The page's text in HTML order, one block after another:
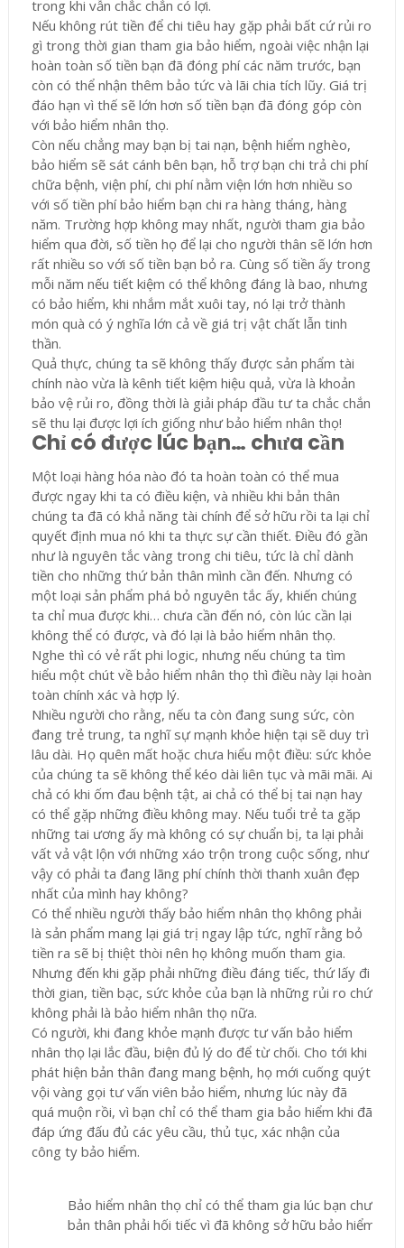
trong khi vẫn chắc chắn có lợi.
Nếu không rút tiền để chi tiêu hay gặp phải bất cứ rủi ro
gì trong thời gian tham gia bảo hiểm, ngoài việc nhận lại
hoàn toàn số tiền bạn đã đóng phí các năm trước, bạn
còn có thể nhận thêm bảo tức và lãi chia tích lũy. Giá trị
đáo hạn vì thế sẽ lớn hơn số tiền bạn đã đóng góp còn
với bảo hiểm nhân thọ.
Còn nếu chẳng may bạn bị tai nạn, bệnh hiểm nghèo,
bảo hiểm sẽ sát cánh bên bạn, hỗ trợ bạn chi trả chi phí
chữa bệnh, viện phí, chi phí nằm viện lớn hơn nhiều so
với số tiền phí bảo hiểm bạn chi ra hàng tháng, hàng
năm. Trường hợp không may nhất, người tham gia bảo
hiểm qua đời, số tiền họ để lại cho người thân sẽ lớn hơn
rất nhiều so với số tiền bạn bỏ ra. Cùng số tiền ấy trong
mỗi năm nếu tiết kiệm có thể không đáng là bao, nhưng
có bảo hiểm, khi nhắm mắt xuôi tay, nó lại trở thành
món quà có ý nghĩa lớn cả về giá trị vật chất lẫn tinh
thần.
Quả thực, chúng ta sẽ không thấy được sản phẩm tài
chính nào vừa là kênh tiết kiệm hiệu quả, vừa là khoản
bảo vệ rủi ro, đồng thời là giải pháp đầu tư ta chắc chắn
sẽ thu lại được lợi ích giống như bảo hiểm nhân thọ!
Chỉ có được lúc bạn… chưa cần
Một loại hàng hóa nào đó ta hoàn toàn có thể mua
được ngay khi ta có điều kiện, và nhiều khi bản thân
chúng ta đã có khả năng tài chính để sở hữu rồi ta lại chỉ
quyết định mua nó khi ta thực sự cần thiết. Điều đó gần
như là nguyên tắc vàng trong chi tiêu, tức là chỉ dành
tiền cho những thứ bản thân mình cần đến. Nhưng có
một loại sản phẩm phá bỏ nguyên tắc ấy, khiến chúng
ta chỉ mua được khi… chưa cần đến nó, còn lúc cần lại
không thể có được, và đó lại là bảo hiểm nhân thọ.
Nghe thì có vẻ rất phi logic, nhưng nếu chúng ta tìm
hiểu một chút về bảo hiểm nhân thọ thì điều này lại hoàn
toàn chính xác và hợp lý.
Nhiều người cho rằng, nếu ta còn đang sung sức, còn
đang trẻ trung, ta nghĩ sự mạnh khỏe hiện tại sẽ duy trì
lâu dài. Họ quên mất hoặc chưa hiểu một điều: sức khỏe
của chúng ta sẽ không thể kéo dài liên tục và mãi mãi. Ai
chả có khi ốm đau bệnh tật, ai chả có thể bị tai nạn hay
có thể gặp những điều không may. Nếu tuổi trẻ ta gặp
những tai ương ấy mà không có sự chuẩn bị, ta lại phải
vất vả vật lộn với những xáo trộn trong cuộc sống, như
vậy có phải ta đang lãng phí chính thời thanh xuân đẹp
nhất của mình hay không?
Có thể nhiều người thấy bảo hiểm nhân thọ không phải
là sản phẩm mang lại giá trị ngay lập tức, nghĩ rằng bỏ
tiền ra sẽ bị thiệt thòi nên họ không muốn tham gia.
Nhưng đến khi gặp phải những điều đáng tiếc, thứ lấy đi
thời gian, tiền bạc, sức khỏe của bạn là những rủi ro chứ
không phải là bảo hiểm nhân thọ nữa.
Có người, khi đang khỏe mạnh được tư vấn bảo hiểm
nhân thọ lại lắc đầu, biện đủ lý do để từ chối. Cho tới khi
phát hiện bản thân đang mang bệnh, họ mới cuống quýt
vội vàng gọi tư vấn viên bảo hiểm, nhưng lúc này đã
quá muộn rồi, vì bạn chỉ có thể tham gia bảo hiểm khi đã
đáp ứng đấu đủ các yêu cầu, thủ tục, xác nhận của
công ty bảo hiểm.
Bảo hiểm nhân thọ chỉ có thể tham gia lúc bạn chưa
bản thân phải hối tiếc vì đã không sở hữu bảo hiểm